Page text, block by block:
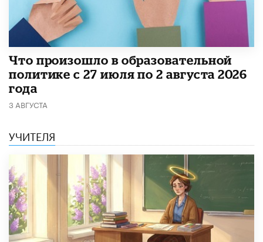
​Что произошло в образовательной
политике с 27 июля по 2 августа 2026
года
3 АВГУСТА
УЧИТЕЛЯ